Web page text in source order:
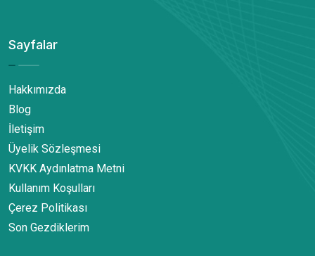
Sayfalar
Hakkımızda
Blog
İletişim
Üyelik Sözleşmesi
KVKK Aydınlatma Metni
Kullanım Koşulları
Çerez Politikası
Son Gezdiklerim